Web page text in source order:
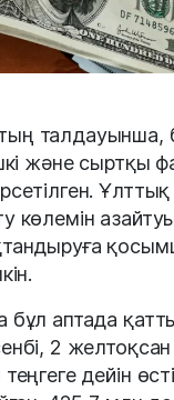
талдауынша,
және сыртқы
көлемін
аптада
2 желтоқсан
дейін